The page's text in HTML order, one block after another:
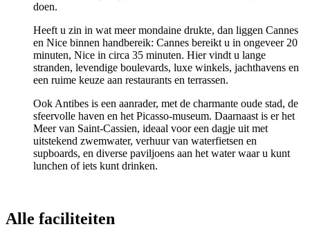
doen.
Heeft u zin in wat meer mondaine drukte, dan liggen Cannes
en Nice binnen handbereik: Cannes bereikt u in ongeveer 20
minuten, Nice in circa 35 minuten. Hier vindt u lange
stranden, levendige boulevards, luxe winkels, jachthavens en
een ruime keuze aan restaurants en terrassen.
Ook Antibes is een aanrader, met de charmante oude stad, de
sfeervolle haven en het Picasso-museum. Daarnaast is er het
Meer van Saint-Cassien, ideaal voor een dagje uit met
uitstekend zwemwater, verhuur van waterfietsen en
supboards, en diverse paviljoens aan het water waar u kunt
lunchen of iets kunt drinken.
Alle faciliteiten